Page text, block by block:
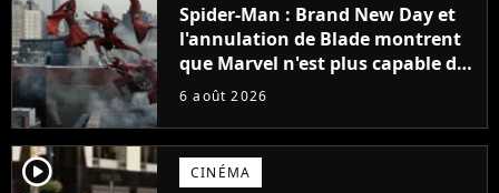
Spider-Man : Brand New Day et
l'annulation de Blade montrent
que Marvel n'est plus capable de
faire quoi que ce soit de simple
6 août 2026
player2 CINÉMA